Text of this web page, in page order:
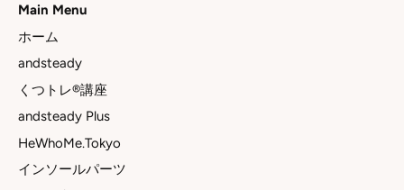
Main Menu
ホーム
andsteady
くつトレ®講座
andsteady Plus
HeWhoMe.Tokyo
インソールパーツ